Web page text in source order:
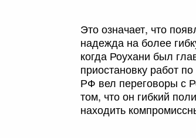
Это означает, что
надежда на более
когда Роухани был
приостановку работ
РФ вел переговоры с
том, что он гибкий
находить